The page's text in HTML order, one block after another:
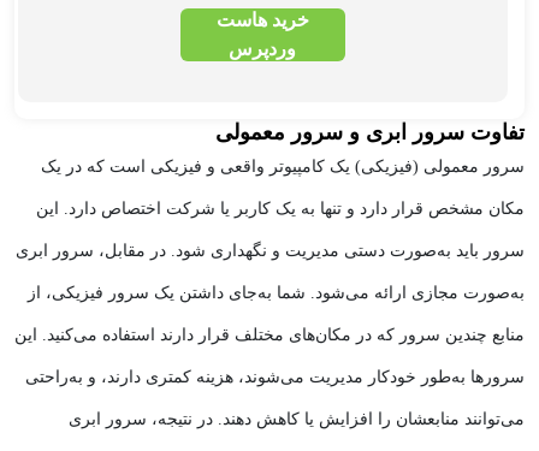
خرید هاست
وردپرس
تفاوت سرور ابری و سرور معمولی
سرور معمولی (فیزیکی) یک کامپیوتر واقعی و فیزیکی است که در یک
مکان مشخص قرار دارد و تنها به یک کاربر یا شرکت اختصاص دارد. این
سرور باید به‌صورت دستی مدیریت و نگهداری شود. در مقابل، سرور ابری
به‌صورت مجازی ارائه می‌شود. شما به‌جای داشتن یک سرور فیزیکی، از
منابع چندین سرور که در مکان‌های مختلف قرار دارند استفاده می‌کنید. این
سرورها به‌طور خودکار مدیریت می‌شوند، هزینه کمتری دارند، و به‌راحتی
می‌توانند منابعشان را افزایش یا کاهش دهند. در نتیجه، سرور ابری